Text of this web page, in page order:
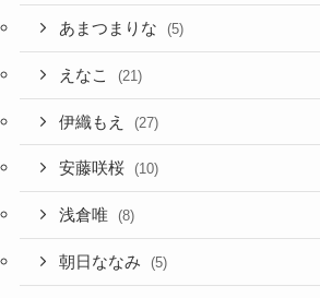
あまつまりな (5)
えなこ (21)
伊織もえ (27)
安藤咲桜 (10)
浅倉唯 (8)
朝日ななみ (5)